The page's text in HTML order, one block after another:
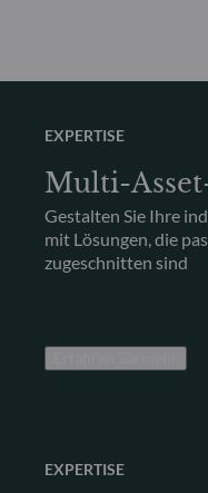
EXPERTISE
Multi-
Gestalten Sie Ihre
mit Lösungen, die
zugeschnitten sind
EXPERTISE